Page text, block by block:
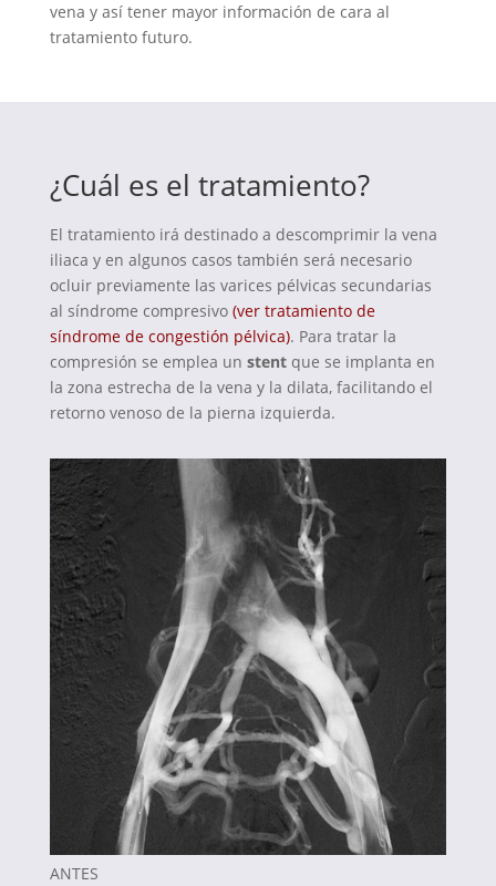
vena y así tener mayor información de cara al
tratamiento futuro.
¿Cuál es el tratamiento?
El tratamiento irá destinado a descomprimir la vena
iliaca y en algunos casos también será necesario
ocluir previamente las varices pélvicas secundarias
al síndrome compresivo (ver tratamiento de
síndrome de congestión pélvica). Para tratar la
compresión se emplea un stentque se implanta en
la zona estrecha de la vena y la dilata, facilitando el
retorno venoso de la pierna izquierda.
ANTES